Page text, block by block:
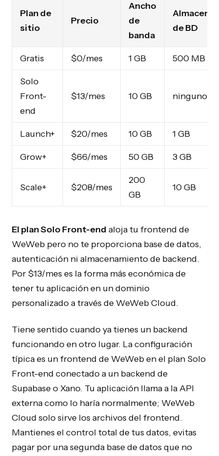
Plan de
sitio
Precio
Ancho
de
banda
de BD
Gratis $0/mes 1 GB 500 MB
Solo
Front-
end
$13/mes 10 GB ninguno
Launch+ $20/mes 10 GB 1 GB
Grow+ $66/mes 50 GB 3 GB
Scale+ $208/mes
200
GB
10 GB
El plan Solo Front-end aloja tu frontend de
WeWeb pero no te proporciona base de datos,
autenticación ni almacenamiento de backend.
Por $13/mes es la forma más económica de
tener tu aplicación en un dominio
personalizado a través de WeWeb Cloud.
Tiene sentido cuando ya tienes un backend
funcionando en otro lugar. La configuración
típica es un frontend de WeWeb en el plan Solo
Front-end conectado a un backend de
Supabase o Xano. Tu aplicación llama a la API
externa como lo haría normalmente; WeWeb
Cloud solo sirve los archivos del frontend.
Mantienes el control total de tus datos, evitas
pagar por una segunda base de datos que no